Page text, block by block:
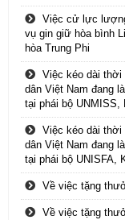
Việc cử lực
vụ gin giữ hòa bình
hòa Trung Phi
Việc kéo dài thời
dân Việt Nam đang
tại phái bộ UNMISS,
Việc kéo dài thời
dân Việt Nam đang
tại phái bộ UNISFA,
Về việc tặng
Về việc tặng